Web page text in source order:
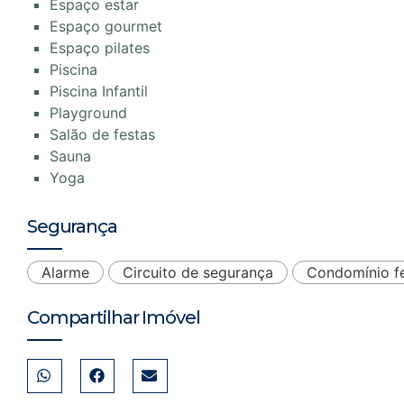
Espaço estar
Espaço gourmet
Espaço pilates
Piscina
Piscina Infantil
Playground
Salão de festas
Sauna
Yoga
Segurança
Alarme Circuito de segurança Condomínio
Compartilhar Imóvel